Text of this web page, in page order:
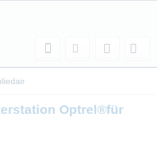
Optrel®für